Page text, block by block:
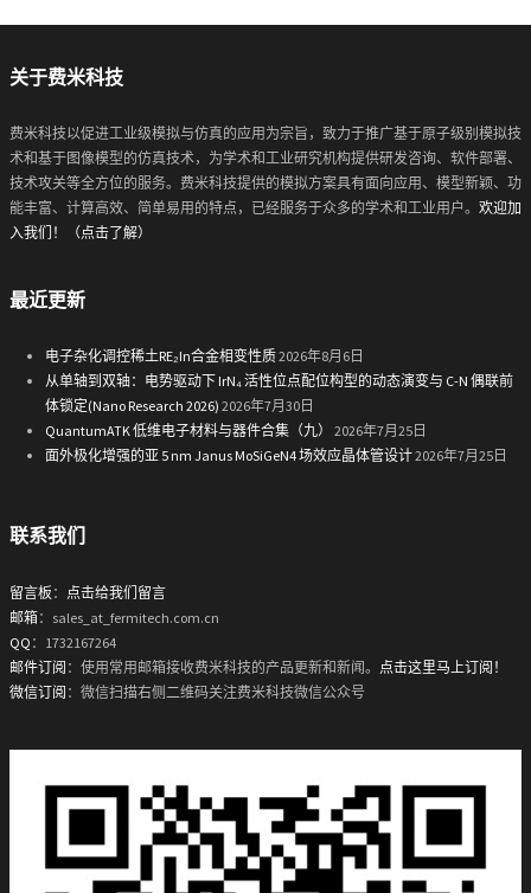
关于费米科技
费米科技以促进工业级模拟与仿真的应用为宗旨，致力于推广基于原子级别模拟技
术和基于图像模型的仿真技术，为学术和工业研究机构提供研发咨询、软件部署、
技术攻关等全方位的服务。费米科技提供的模拟方案具有面向应用、模型新颖、功
能丰富、计算高效、简单易用的特点，已经服务于众多的学术和工业用户。 欢迎加
入我们！（点击了解）
最近更新
电子杂化调控稀土RE₂In合金相变性质2026年8月6日
从单轴到双轴：电势驱动下 IrN₄ 活性位点配位构型的动态演变与 C-N 偶联前
体锁定(Nano Research 2026) 2026年7月30日
QuantumATK 低维电子材料与器件合集（九）
2026年7月25日
面外极化增强的亚 5 nm Janus MoSiGeN4 场效应晶体管设计2026年7月25日
联系我们
留言板 ： 点击给我们留言
邮箱：sales_at_fermitech.com.cn
QQ ：1732167264
邮件订阅 ：使用常用邮箱接收费米科技的产品更新和新闻。 点击这里马上订阅！
微信订阅 ：微信扫描右侧二维码关注费米科技微信公众号